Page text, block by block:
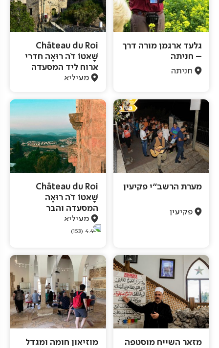
גלעד ארגמן מורה דרך
– חניתה
חניתה
Château du Roi
שָׁאטוֹ דֹה רוּאָה חדרי
ארוח ליד המסעדה
מעיליא
מערת הרשב"י פקיעין
פקיעין
Château du Roi
שָׁאטוֹ דֹה רוּאָה
המסעדה והבר
מעיליא
4.4
(153)
מזאר השייח מוסטפה
מוזיאון חומה ומגדל